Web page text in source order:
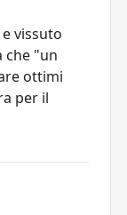
vissuto
che "un
ottimi
per il